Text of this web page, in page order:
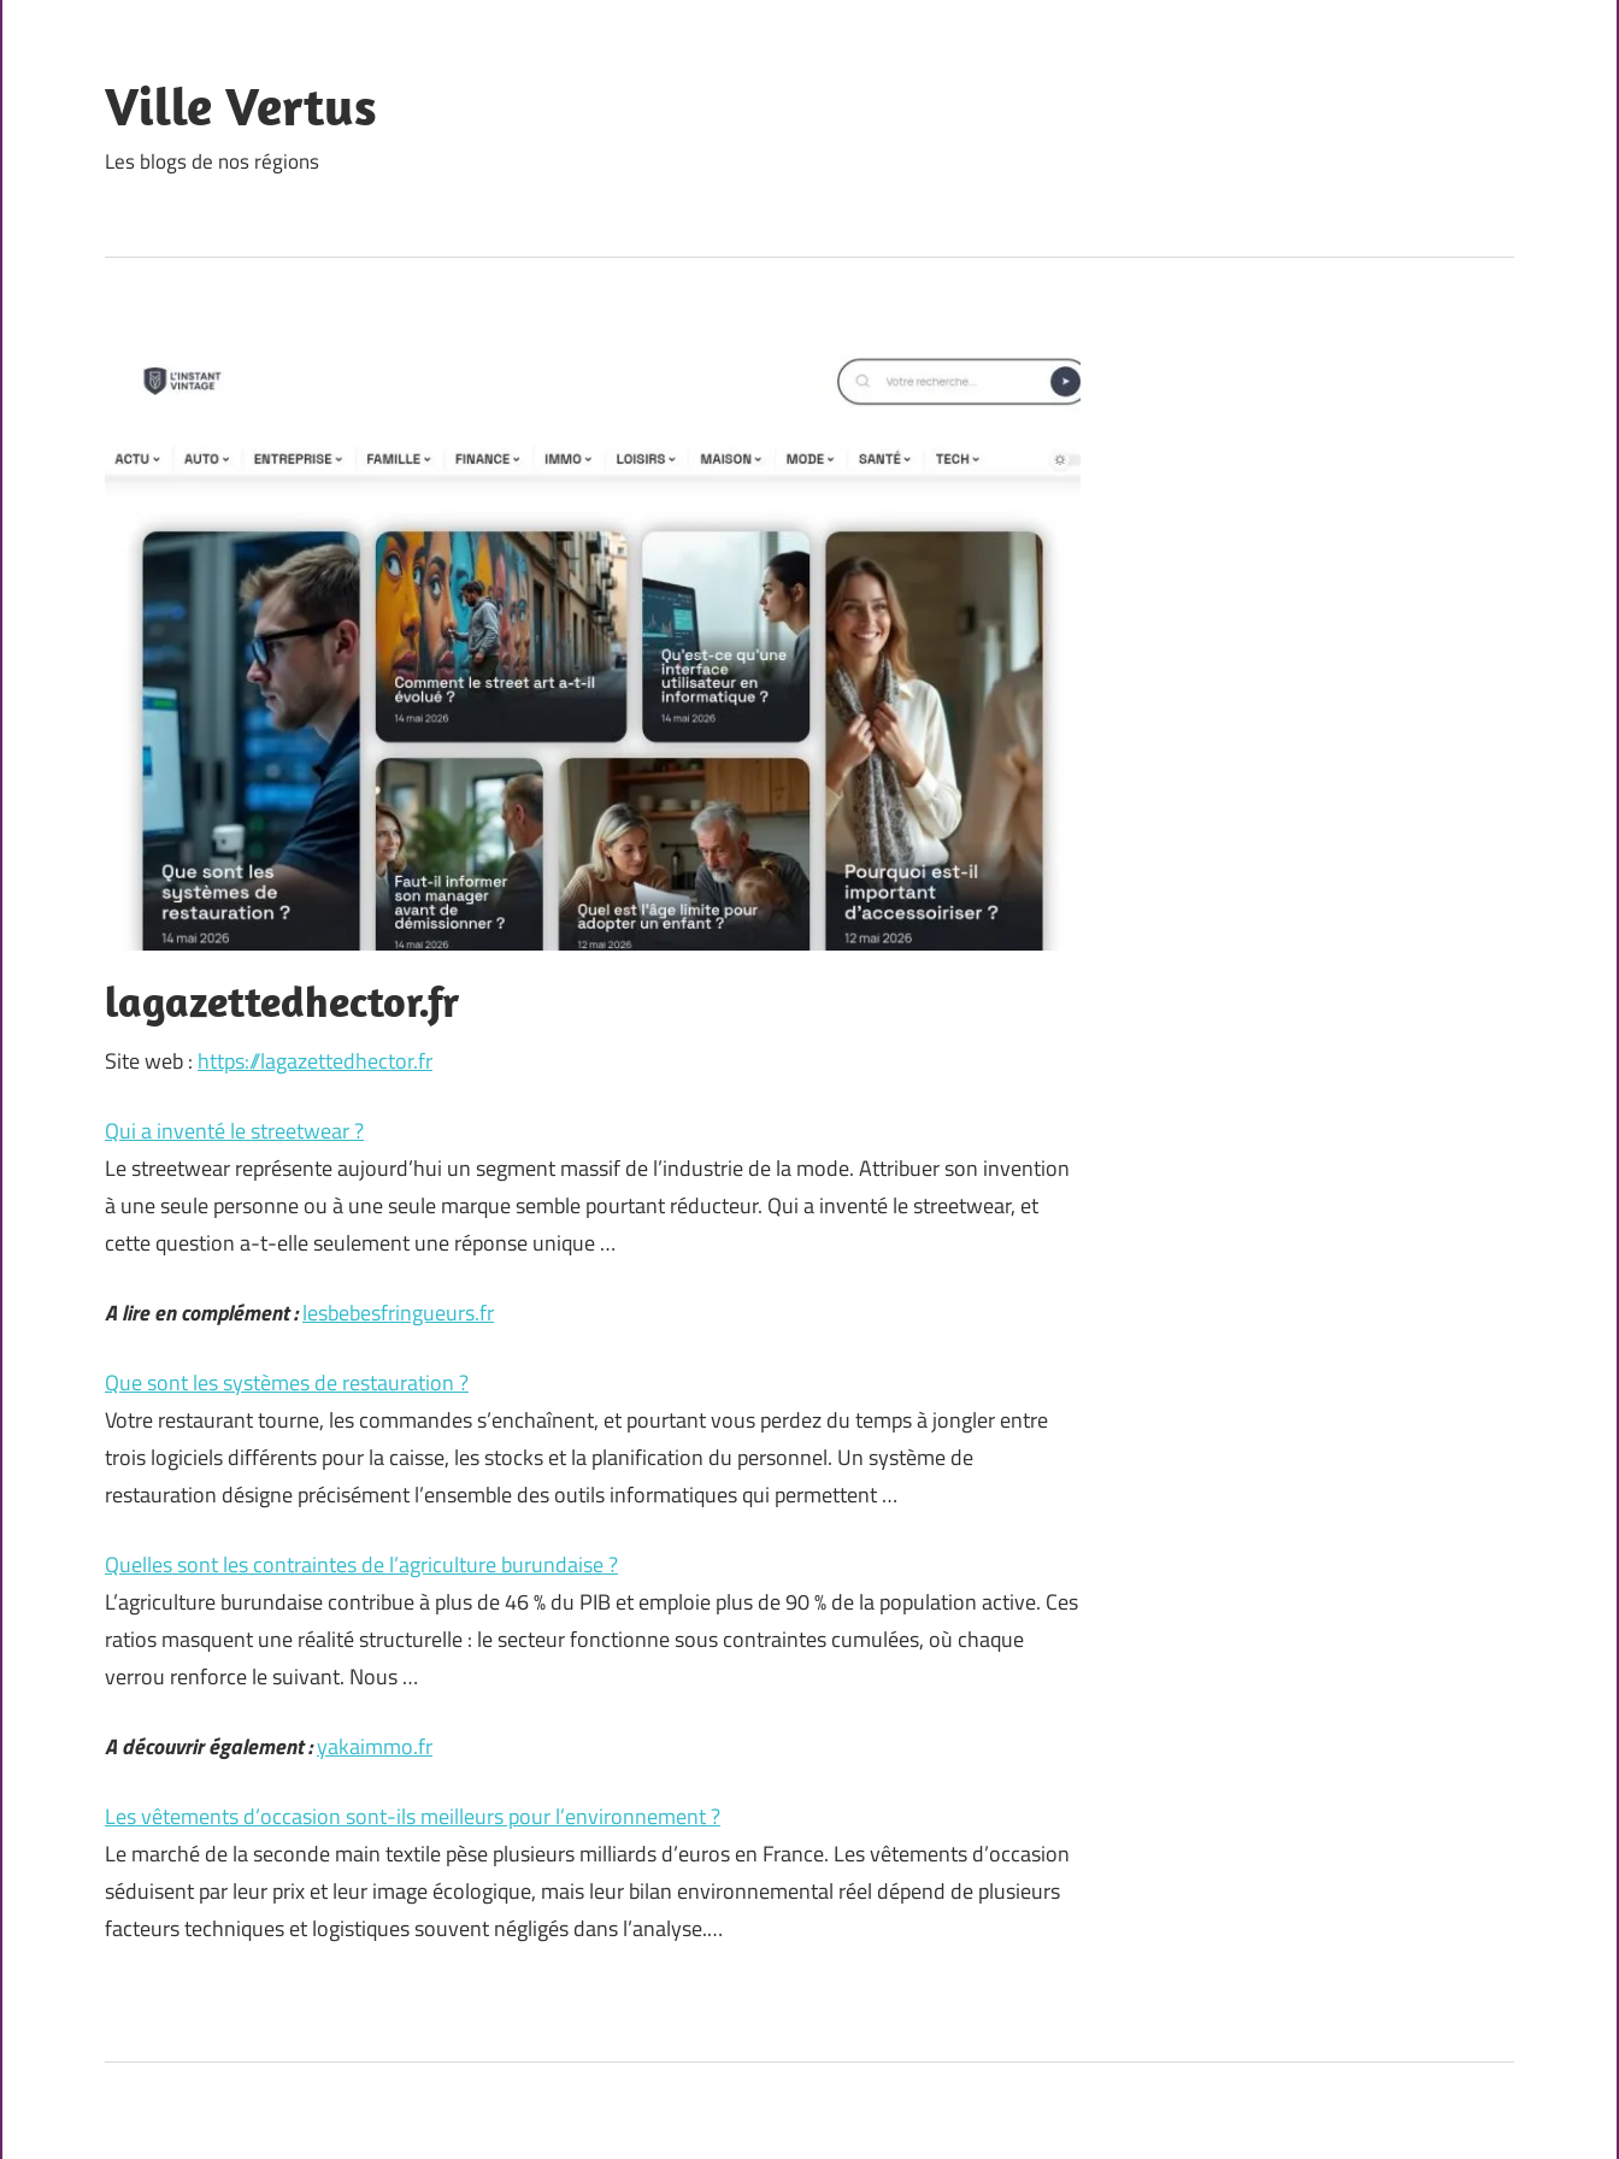
content
Ville Vertus
Les blogs de nos régions
lagazettedhector.fr
Site web : https://lagazettedhector.fr
Qui a inventé le streetwear ?
Le streetwear représente aujourd’hui un segment massif de l’industrie de la mode. Attribuer son invention
à une seule personne ou à une seule marque semble pourtant réducteur. Qui a inventé le streetwear, et
cette question a-t-elle seulement une réponse unique …
A lire en complément :lesbebesfringueurs.fr
Que sont les systèmes de restauration ?
Votre restaurant tourne, les commandes s’enchaînent, et pourtant vous perdez du temps à jongler entre
trois logiciels différents pour la caisse, les stocks et la planification du personnel. Un système de
restauration désigne précisément l’ensemble des outils informatiques qui permettent …
Quelles sont les contraintes de l’agriculture burundaise ?
L’agriculture burundaise contribue à plus de 46 % du PIB et emploie plus de 90 % de la population active. Ces
ratios masquent une réalité structurelle : le secteur fonctionne sous contraintes cumulées, où chaque
verrou renforce le suivant. Nous …
A découvrir également :yakaimmo.fr
Les vêtements d’occasion sont-ils meilleurs pour l’environnement ?
Le marché de la seconde main textile pèse plusieurs milliards d’euros en France. Les vêtements d’occasion
séduisent par leur prix et leur image écologique, mais leur bilan environnemental réel dépend de plusieurs
facteurs techniques et logistiques souvent négligés dans l’analyse.…